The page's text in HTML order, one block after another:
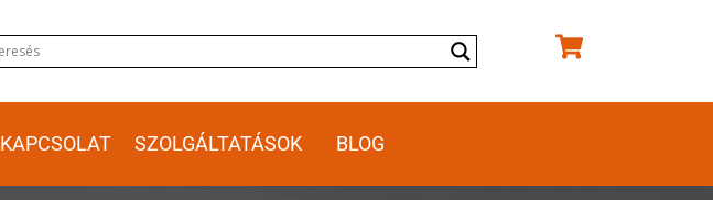
KAPCSOLAT SZOLGÁLTATÁSOK BLOG